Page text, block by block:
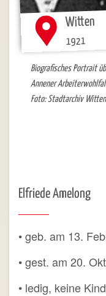
Witten
1921
Biografisches Portrait
Annener
Foto: Stadtarchiv Witten
Elfriede Amelong
• geb. am 13.
• gest. am 20.
• ledig, keine